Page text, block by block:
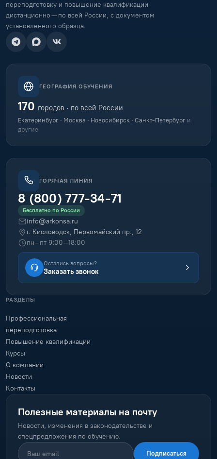
переподготовку и повышение квалификации
дистанционно — по всей России, с документом
установленного образца.
ГЕОГРАФИЯ ОБУЧЕНИЯ
170 городов · по всей России
Екатеринбург · Москва · Новосибирск · Санкт-Петербург и
другие
ГОРЯЧАЯ ЛИНИЯ
8 (800) 777-34-71
Бесплатно по России
info@arkonsa.ru
г. Кисловодск, Первомайский пр., 12
пн–пт 9:00–18:00
Остались вопросы?
Заказать звонок
РАЗДЕЛЫ
Профессиональная
переподготовка
Повышение квалификации
Курсы
О компании
Новости
Контакты
Полезные материалы на почту
Новости, изменения в законодательстве и
спецпредложения по обучению.
Подписаться